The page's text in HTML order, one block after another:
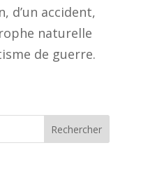
d’un accident,
naturelle
de guerre.
Rechercher